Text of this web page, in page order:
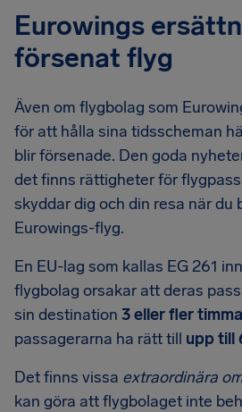
Eurowings
försenat flyg
Även om flygbolag som
för att hålla sina tidsscheman
blir försenade. Den goda
det finns rättigheter för
skyddar dig och din resa när du
Eurowings-flyg.
En EU-lag som kallas EG 261
flygbolag orsakar att deras
sin destination 3 eller fler
passagerarna ha rätt till upp till
Det finns vissa extraordinära
kan göra att flygbolaget inte